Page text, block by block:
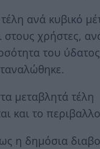
ανά κυβικό
στους χρήστες,
του ύδατος
μεταβλητά τέλη
και το
η δημόσια